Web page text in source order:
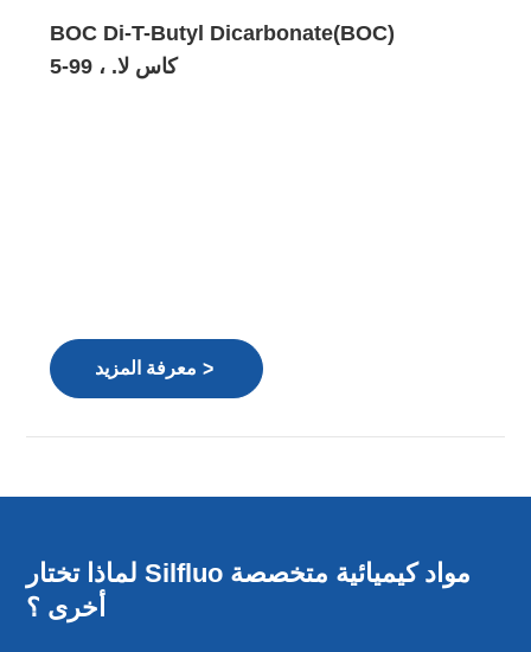
BOC Di-T-Butyl Dicarbonate(BOC)
كاس لا. ، 99-5
معرفة المزيد >
لماذا تختار Silfluo مواد كيميائية متخصصة
أخرى ؟